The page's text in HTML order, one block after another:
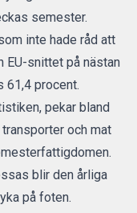
semester.
inte hade råd att
EU-snittet på nästan
61,4 procent.
pekar bland
och mat
blir den årliga
på foten.